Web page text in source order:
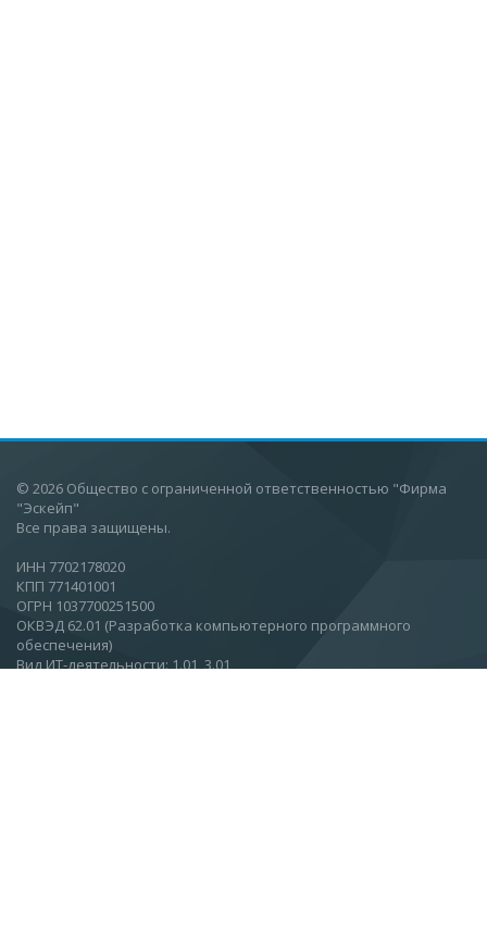
© 2026 Общество с ограниченной ответственностью "Фирма
"Эскейп"
Все права защищены.
ИНН 7702178020
КПП 771401001
ОГРН 1037700251500
ОКВЭД 62.01 (Разработка компьютерного программного
обеспечения)
Вид ИТ-деятельности: 1.01, 3.01